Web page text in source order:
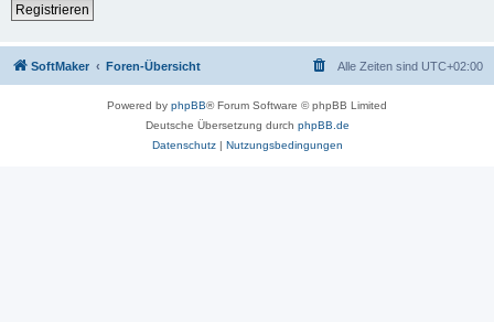
Registrieren
SoftMaker Foren-Übersicht Alle Zeiten sind UTC+02:00
Powered by phpBB® Forum Software © phpBB Limited
Deutsche Übersetzung durch phpBB.de
Datenschutz| Nutzungsbedingungen